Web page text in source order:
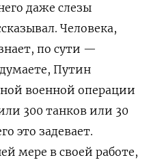
даже слезы
Человека,
по сути —
Путин
военной операции
300 танков или 30
это задевает.
мере в своей работе,